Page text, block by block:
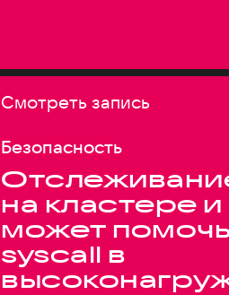
Смотреть запись
Безопасность
на кластере
может помочь
syscall в